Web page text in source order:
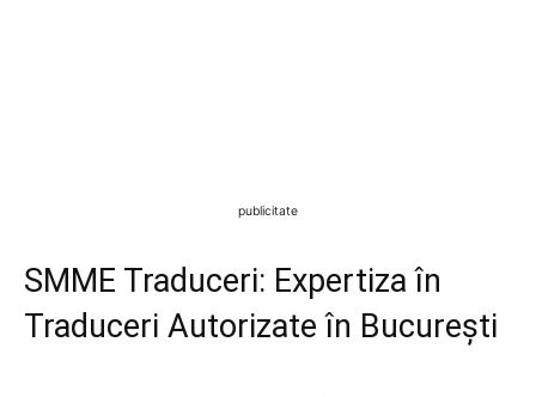
publicitate
SMME Traduceri: Expertiza în
Traduceri Autorizate în București